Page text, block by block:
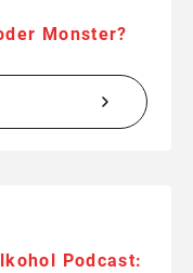
Monster?
Podcast: